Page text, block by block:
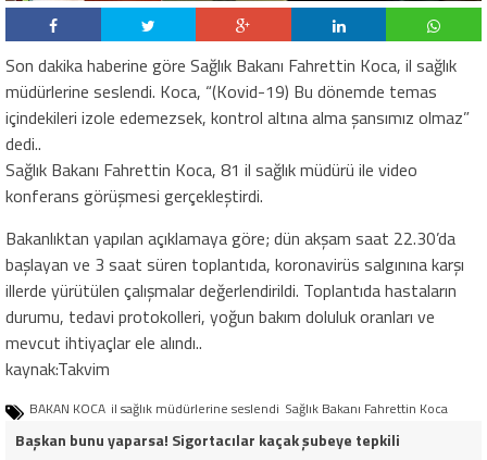
Son dakika haberine göre Sağlık Bakanı Fahrettin Koca, il sağlık
müdürlerine seslendi. Koca, “(Kovid-19) Bu dönemde temas
içindekileri izole edemezsek, kontrol altına alma şansımız olmaz”
dedi..
Sağlık Bakanı Fahrettin Koca, 81 il sağlık müdürü ile video
konferans görüşmesi gerçekleştirdi.
Bakanlıktan yapılan açıklamaya göre; dün akşam saat 22.30’da
başlayan ve 3 saat süren toplantıda, koronavirüs salgınına karşı
illerde yürütülen çalışmalar değerlendirildi. Toplantıda hastaların
durumu, tedavi protokolleri, yoğun bakım doluluk oranları ve
mevcut ihtiyaçlar ele alındı..
kaynak:Takvim
BAKAN KOCA il sağlık müdürlerine seslendi Sağlık Bakanı Fahrettin Koca
Başkan bunu yaparsa! Sigortacılar kaçak şubeye tepkili